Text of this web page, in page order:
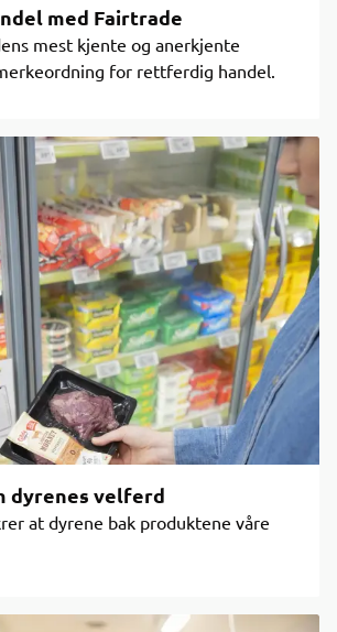
med Fairtrade
mest kjente og anerkjente
for rettferdig handel.
dyrenes velferd
at dyrene bak produktene våre